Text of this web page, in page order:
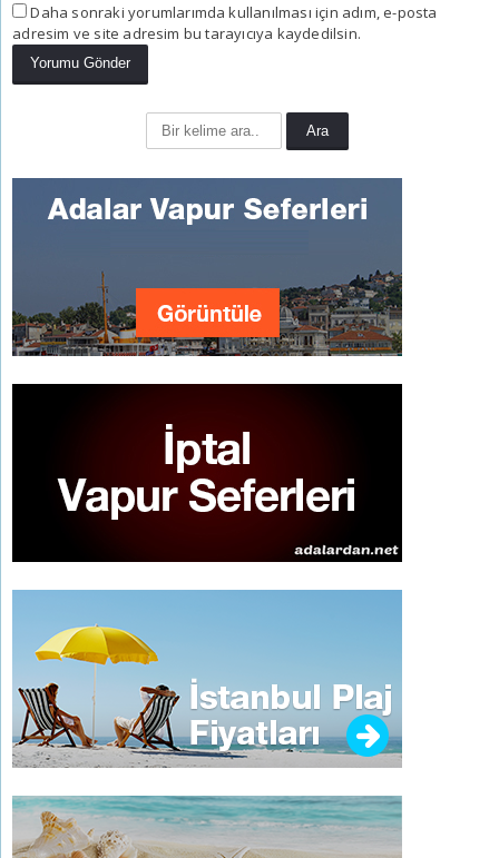
Daha sonraki yorumlarımda kullanılması için adım, e-posta
adresim ve site adresim bu tarayıcıya kaydedilsin.